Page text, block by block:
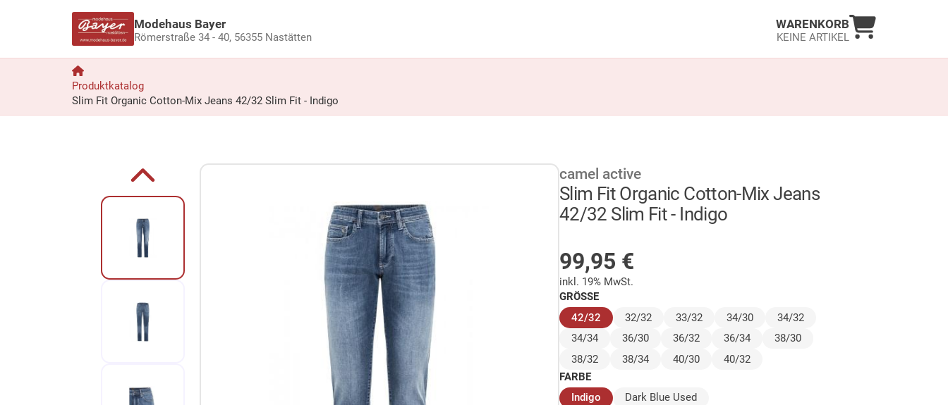
Modehaus Bayer
Römerstraße 34 - 40, 56355 Nastätten
WARENKORB
KEINE ARTIKEL
Warenkorb
Produktkatalog
Slim Fit Organic Cotton-Mix Jeans 42/32 Slim Fit - Indigo
Zur Produktbeschreibung springen camel active
Slim Fit Organic Cotton-Mix Jeans
42/32 Slim Fit - Indigo
99,95 €
inkl. 19% MwSt.
GRÖSSE
42/32 (ausgewählt)
32/32 33/32 34/30
34/32
34/34
36/30 36/32 36/34
38/30
38/32
38/34 40/30
40/32
FARBE
Indigo (ausgewählt)
Dark Blue Used